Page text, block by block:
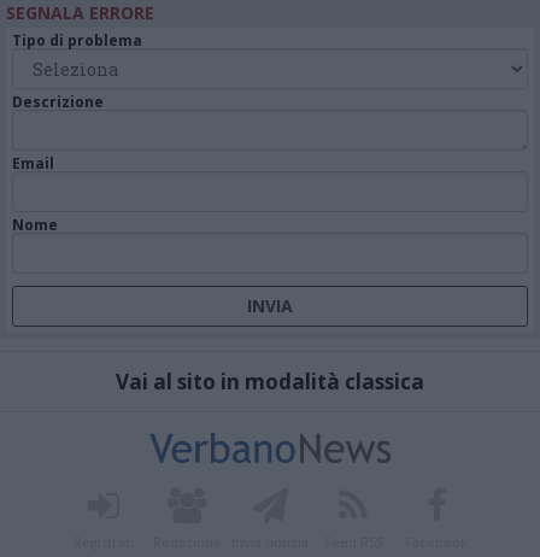
SEGNALA ERRORE
Tipo di problema
Descrizione
Email
Nome
Vai al sito in modalità classica